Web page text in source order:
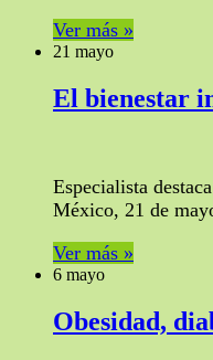
Ver más »
21 mayo
El bienestar
Especialista
México, 21 de
Ver más »
6 mayo
Obesidad,